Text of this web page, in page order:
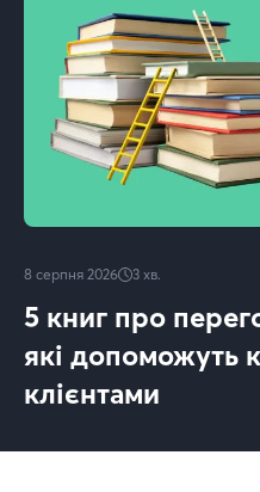
8 серпня 2026 3 хв.
5 книг про
які допоможуть
клієнтами